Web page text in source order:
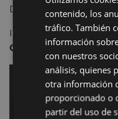
Dirección y guión:
Interpretación:
Carlos Areces, Melina
contenido, los
tráfico. También
información
con nuestros
análisis, quienes
otra información
proporcionado o
partir del uso de